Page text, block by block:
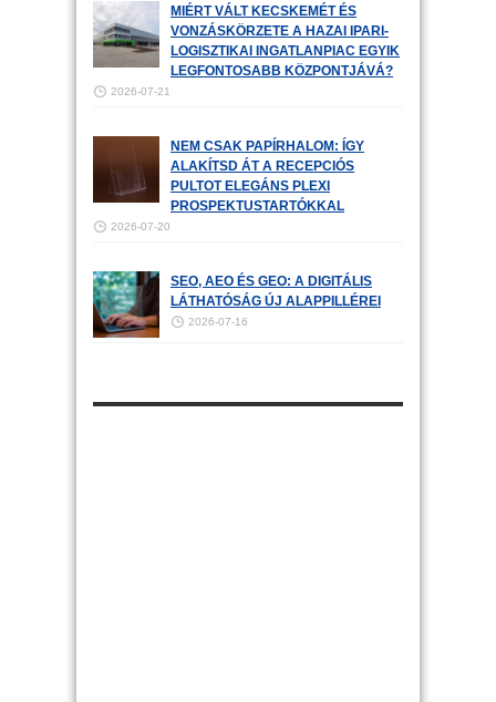
MIÉRT VÁLT KECSKEMÉT ÉS
VONZÁSKÖRZETE A HAZAI IPARI-
LOGISZTIKAI INGATLANPIAC EGYIK
LEGFONTOSABB KÖZPONTJÁVÁ?
2026-07-21
NEM CSAK PAPÍRHALOM: ÍGY
ALAKÍTSD ÁT A RECEPCIÓS
PULTOT ELEGÁNS PLEXI
PROSPEKTUSTARTÓKKAL
2026-07-20
SEO, AEO ÉS GEO: A DIGITÁLIS
LÁTHATÓSÁG ÚJ ALAPPILLÉREI
2026-07-16